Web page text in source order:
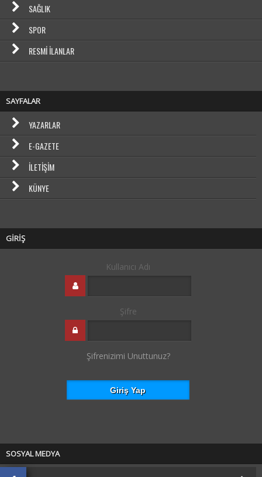
SAĞLIK
SPOR
RESMI İLANLAR
SAYFALAR
YAZARLAR
E-GAZETE
İLETIŞIM
KÜNYE
GİRİŞ
Kullanıcı Adı
Şifre
Şifrenizimi Unuttunuz?
SOSYAL MEDYA